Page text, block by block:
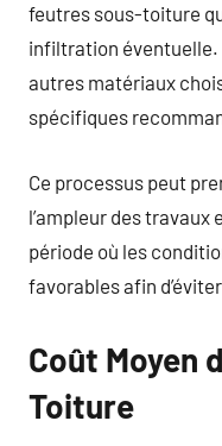
feutres sous-toiture
infiltration éventuelle.
autres matériaux
spécifiques
Ce processus peut
l’ampleur des
période où les
favorables afin
Coût Moyen
Toiture